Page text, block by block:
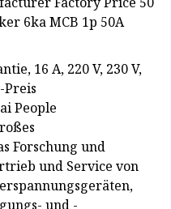
16 A, 220 V, 230 V,
Preis
People
Forschung und
und Service von
und -